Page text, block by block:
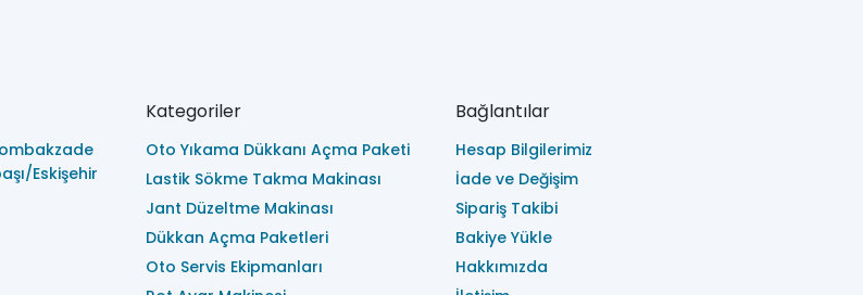
Eskişehir
Kategoriler
Oto Yıkama Dükkanı Açma Paketi
Lastik Sökme Takma Makinası
Jant Düzeltme Makinası
Dükkan Açma Paketleri
Oto Servis Ekipmanları
Bağlantılar
Hesap Bilgilerimiz
İade ve Değişim
Sipariş Takibi
Bakiye Yükle
Hakkımızda